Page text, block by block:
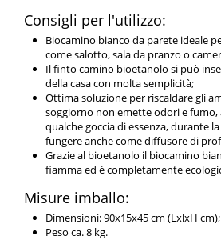
Consigli per l'utilizzo:
Biocamino bianco da parete ideale
come salotto, sala da pranzo o
Il finto camino bioetanolo si può
della casa con molta semplicità;
Ottima soluzione per riscaldare gli
soggiorno non emette odori e fumo,
qualche goccia di essenza, durante
fungere anche come diffusore di
Grazie al bioetanolo il biocamino
fiamma ed è completamente
Misure imballo:
Dimensioni: 90x15x45 cm (LxlxH cm);
Peso ca. 8 kg.